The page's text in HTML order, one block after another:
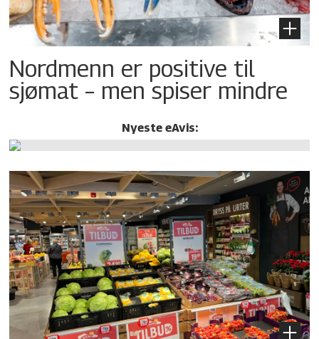
Nordmenn er positive til
sjømat – men spiser mindre
Nyeste eAvis: